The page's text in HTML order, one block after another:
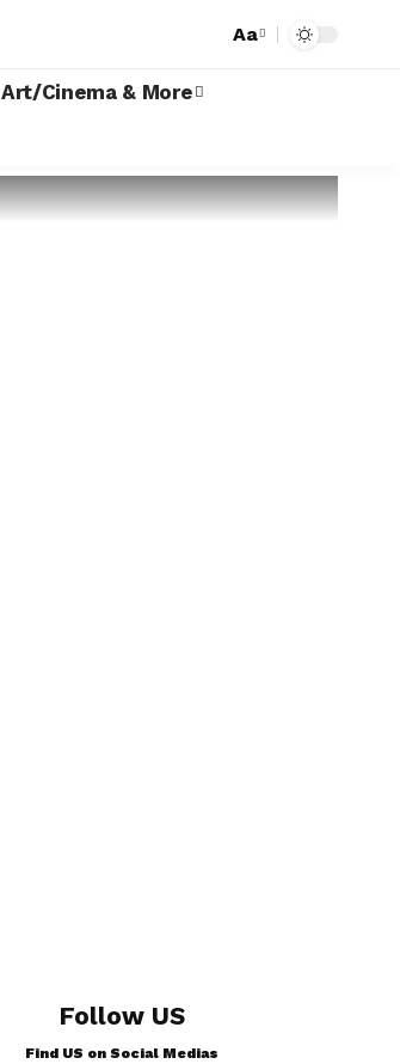
Aa
Art/Cinema & More
Follow US
Find US on Social Medias